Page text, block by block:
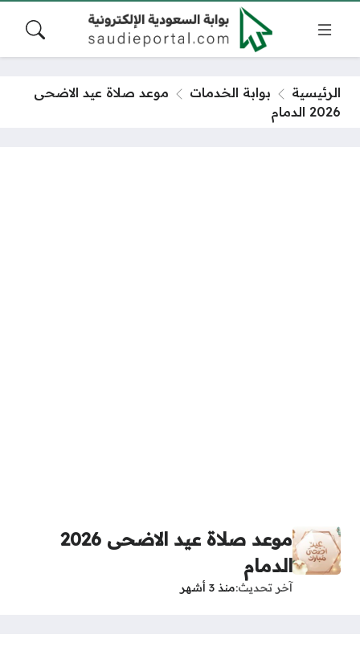
الرئيسية بوابة الخدمات
موعد صلاة عيد الاضحى
2026 الدمام
موعد صلاة عيد الاضحى 2026
الدمام
آخر تحديث منذ 3 أشهر